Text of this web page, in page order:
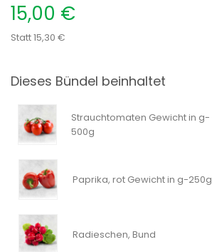
15,00 €
Statt 15,30 €
Dieses Bündel beinhaltet
Strauchtomaten Gewicht in g-
500g
Paprika, rot Gewicht in g-250g
Radieschen, Bund